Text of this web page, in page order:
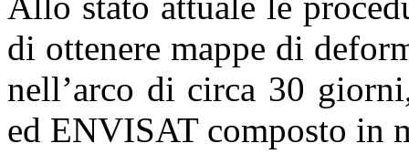
di ottenere mappe di
nell’arco di circa 30
ed ENVISAT composto in